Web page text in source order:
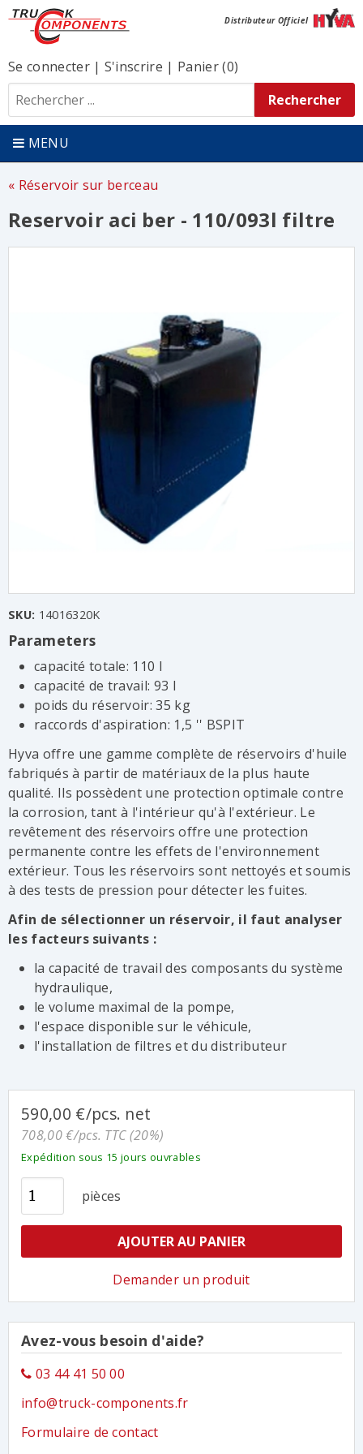
Distributeur Officiel
Se connecter| S'inscrire | Panier (0)
MENU
Réservoir sur berceau
Reservoir aci ber - 110/093l filtre
SKU: 14016320K
Parameters
capacité totale: 110 l
capacité de travail: 93 l
poids du réservoir: 35 kg
raccords d'aspiration: 1,5 '' BSPIT
Hyva offre une gamme complète de réservoirs d'huile
fabriqués à partir de matériaux de la plus haute
qualité. Ils possèdent une protection optimale contre
la corrosion, tant à l'intérieur qu'à l'extérieur. Le
revêtement des réservoirs offre une protection
permanente contre les effets de l'environnement
extérieur. Tous les réservoirs sont nettoyés et soumis
à des tests de pression pour détecter les fuites.
Afin de sélectionner un réservoir, il faut analyser
les facteurs suivants :
la capacité de travail des composants du système
hydraulique,
le volume maximal de la pompe,
l'espace disponible sur le véhicule,
l'installation de filtres et du distributeur
590,00 €/pcs. net
708,00 €/pcs. TTC (20%)
Expédition sous 15 jours ouvrables
pièces
AJOUTER AU PANIER
Demander un produit
Avez-vous besoin d'aide?
03 44 41 50 00
info@truck-components.fr
Formulaire de contact